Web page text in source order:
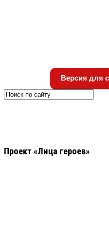
Версия для
Проект «Лица героев»